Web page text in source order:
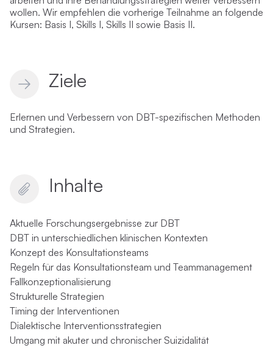
wollen. Wir empfehlen die vorherige Teilnahme an folgende
Kursen: Basis I, Skills I, Skills II sowie Basis II.
Ziele
Erlernen und Verbessern von DBT-spezifischen Methoden
und Strategien.
Inhalte
Aktuelle Forschungsergebnisse zur DBT
DBT in unterschiedlichen klinischen Kontexten
Konzept des Konsultationsteams
Regeln für das Konsultationsteam und Teammanagement
Fallkonzeptionalisierung
Strukturelle Strategien
Timing der Interventionen
Dialektische Interventionsstrategien
Umgang mit akuter und chronischer Suizidalität